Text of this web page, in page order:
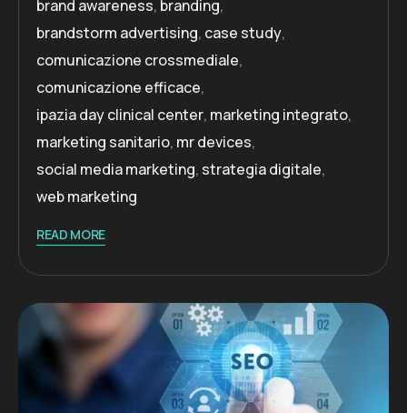
brand awareness, branding,
brandstorm advertising, case study,
comunicazione crossmediale,
comunicazione efficace,
ipazia day clinical center, marketing integrato,
marketing sanitario, mr devices,
social media marketing, strategia digitale,
web marketing
READ MORE